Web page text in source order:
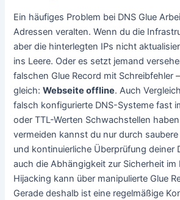
Ein häufiges Problem bei DNS Glue
Adressen veralten. Wenn du die
aber die hinterlegten IPs nicht
ins Leere. Oder es setzt jemand
falschen Glue Record mit Schreibfehler
gleich:Webseite offline. Auch
falsch konfigurierte DNS-Systeme fast
oder TTL-Werten Schwachstellen
vermeiden kannst du nur durch
und kontinuierliche Überprüfung deiner
auch die Abhängigkeit zur Sicherheit im
Hijacking kann über manipulierte Glue
Gerade deshalb ist eine regelmäßige